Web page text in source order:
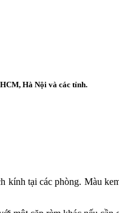
Hà Nội và các tỉnh.
kính tại các phòng. Màu